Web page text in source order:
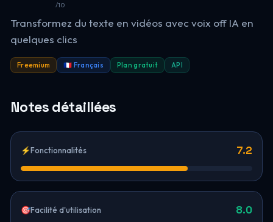
/10
Transformez du texte en vidéos avec voix off IA en
quelques clics
Freemium 🇫🇷 Français Plan gratuit API
Notes détaillées
⚡Fonctionnalités 7.2
🎯Facilité d'utilisation 8.0